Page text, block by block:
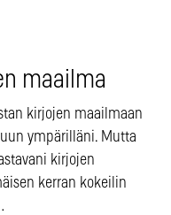
maailma
kirjojen maailmaan
ympärilläni. Mutta
kirjojen
kerran kokeilin